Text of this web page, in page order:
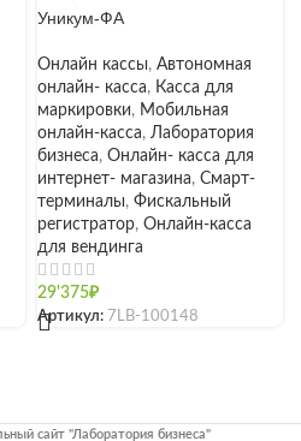
Уникум-ФА
Онлайн кассы, Автономная
онлайн- касса, Касса для
маркировки, Мобильная
онлайн-касса, Лаборатория
бизнеса, Онлайн- касса для
интернет- магазина, Смарт-
терминалы, Фискальный
регистратор, Онлайн-касса
для вендинга
29'375₽
Артикул: 7LB-100148
сайт "Лаборатория бизнеса"